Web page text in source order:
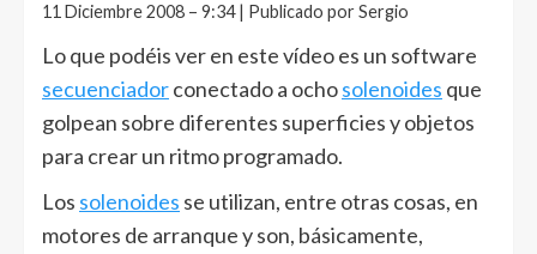
11 Diciembre 2008 – 9:34 | Publicado por Sergio
Lo que podéis ver en este vídeo es un software
secuenciadorconectado a ochosolenoides que
golpean sobre diferentes superficies y objetos
para crear un ritmo programado.
Los solenoides se utilizan, entre otras cosas, en
motores de arranque y son, básicamente,